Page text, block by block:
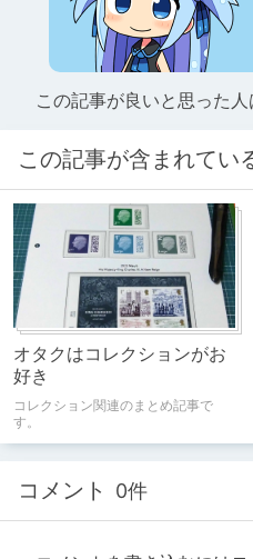
この記事が良いと思った
この記事が含まれてい
オタクはコレクションがお
好き
コレクション関連のまとめ記事で
す。
コメント 0件